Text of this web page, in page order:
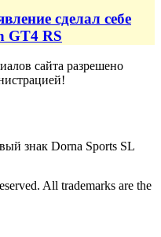
сделал себе
GT4 RS
сайта разрешено
знак Dorna Sports SL
All trademarks are the